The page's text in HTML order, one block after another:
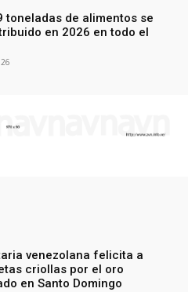
toneladas de alimentos se
en 2026 en todo el
venezolana felicita a
criollas por el oro
en Santo Domingo